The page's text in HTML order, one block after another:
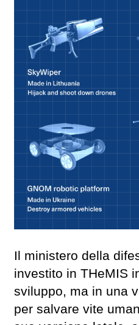
Il ministero della
investito in THeMIS
sviluppo, ma in una
per salvare vite